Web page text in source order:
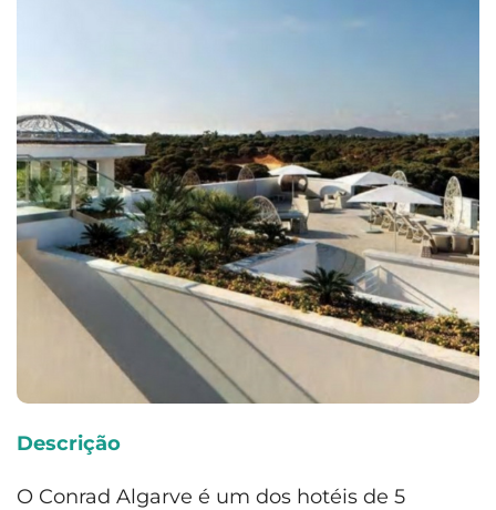
Descrição
O Conrad Algarve é um dos hotéis de 5